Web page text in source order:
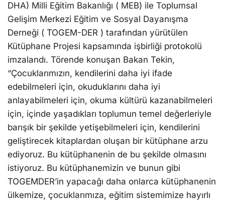
DHA) Milli Eğitim Bakanlığı ( MEB) ile Toplumsal
Gelişim Merkezi Eğitim ve Sosyal Dayanışma
Derneği ( TOGEM-DER ) tarafından yürütülen
Kütüphane Projesi kapsamında işbirliği protokolü
imzalandı. Törende konuşan Bakan Tekin,
“Çocuklarımızın, kendilerini daha iyi ifade
edebilmeleri için, okuduklarını daha iyi
anlayabilmeleri için, okuma kültürü kazanabilmeleri
için, içinde yaşadıkları toplumun temel değerleriyle
barışık bir şekilde yetişebilmeleri için, kendilerini
geliştirecek kitaplardan oluşan bir kütüphane arzu
ediyoruz. Bu kütüphanenin de bu şekilde olmasını
istiyoruz. Bu kütüphanemizin ve bunun gibi
TOGEMDER’in yapacağı daha onlarca kütüphanenin
ülkemize, çocuklarımıza, eğitim sistemimize hayırlı